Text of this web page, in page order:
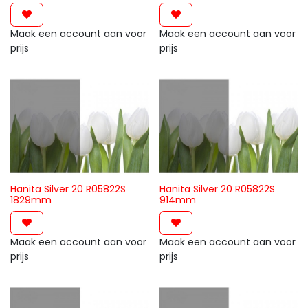
Maak een account aan voor
prijs
Maak een account aan voor
prijs
Hanita Silver 20 R05822S
1829mm
Maak een account aan voor
prijs
Hanita Silver 20 R05822S
914mm
Maak een account aan voor
prijs